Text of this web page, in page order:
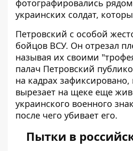
фотографировались
украинских солдат,
Петровский с особой
бойцов ВСУ. Он отрезал
называя их своими
палач Петровский
на кадрах зафиксировано,
вырезает на щеке еще
украинского военного
после чего убивает его.
Пытки в